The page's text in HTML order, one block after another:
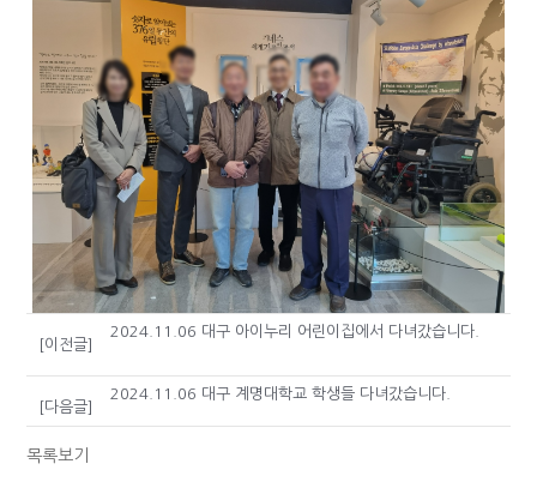
[이전글]
2024.11.06 대구 아이누리 어린이집에서 다녀갔습니다.
[다음글]
2024.11.06 대구 계명대학교 학생들 다녀갔습니다.
목록보기